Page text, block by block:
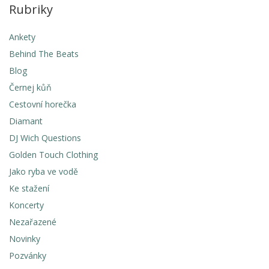
Rubriky
Ankety
Behind The Beats
Blog
Černej kůň
Cestovní horečka
Diamant
DJ Wich Questions
Golden Touch Clothing
Jako ryba ve vodě
Ke stažení
Koncerty
Nezařazené
Novinky
Pozvánky